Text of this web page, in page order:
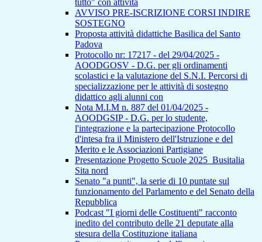
tutto" con attività
AVVISO PRE-ISCRIZIONE CORSI INDIRE
SOSTEGNO
Proposta attività didattiche Basilica del Santo
Padova
Protocollo nr: 17217 - del 29/04/2025 -
AOODGOSV - D.G. per gli ordinamenti
scolastici e la valutazione del S.N.I. Percorsi di
specializzazione per le attività di sostegno
didattico agli alunni con
Nota M.I.M n. 887 del 01/04/2025 -
AOODGSIP - D.G. per lo studente,
l'integrazione e la partecipazione Protocollo
d'intesa fra il Ministero dell'Istruzione e del
Merito e le Associazioni Partigiane
Presentazione Progetto Scuole 2025_Busitalia
Sita nord
Senato "a punti", la serie di 10 puntate sul
funzionamento del Parlamento e del Senato della
Repubblica
Podcast "I giorni delle Costituenti" racconto
inedito del contributo delle 21 deputate alla
stesura della Costituzione italiana